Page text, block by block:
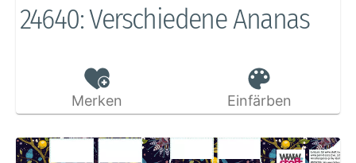
24640: Verschiedene Ananas
Merken Einfärben